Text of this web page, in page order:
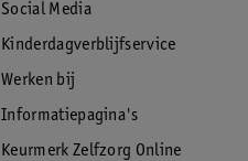
Social Media
Kinderdagverblijfservice
Werken bij
Informatiepagina's
Keurmerk Zelfzorg Online